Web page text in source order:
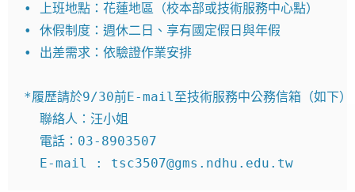
• 上班地點：花蓮地區（校本部或技術服務中心點）
• 休假制度：週休二日、享有國定假日與年假
• 出差需求：依驗證作業安排
*履歷請於9/30前E-mail至技術服務中公務信箱（如下）
  聯絡人：汪小姐
  電話：03-8903507
  E-mail : tsc3507@gms.ndhu.edu.tw